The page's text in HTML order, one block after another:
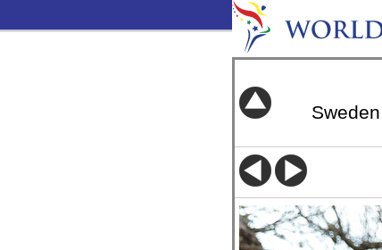
Sweden